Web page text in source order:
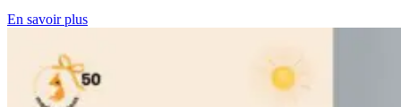
En savoir plus